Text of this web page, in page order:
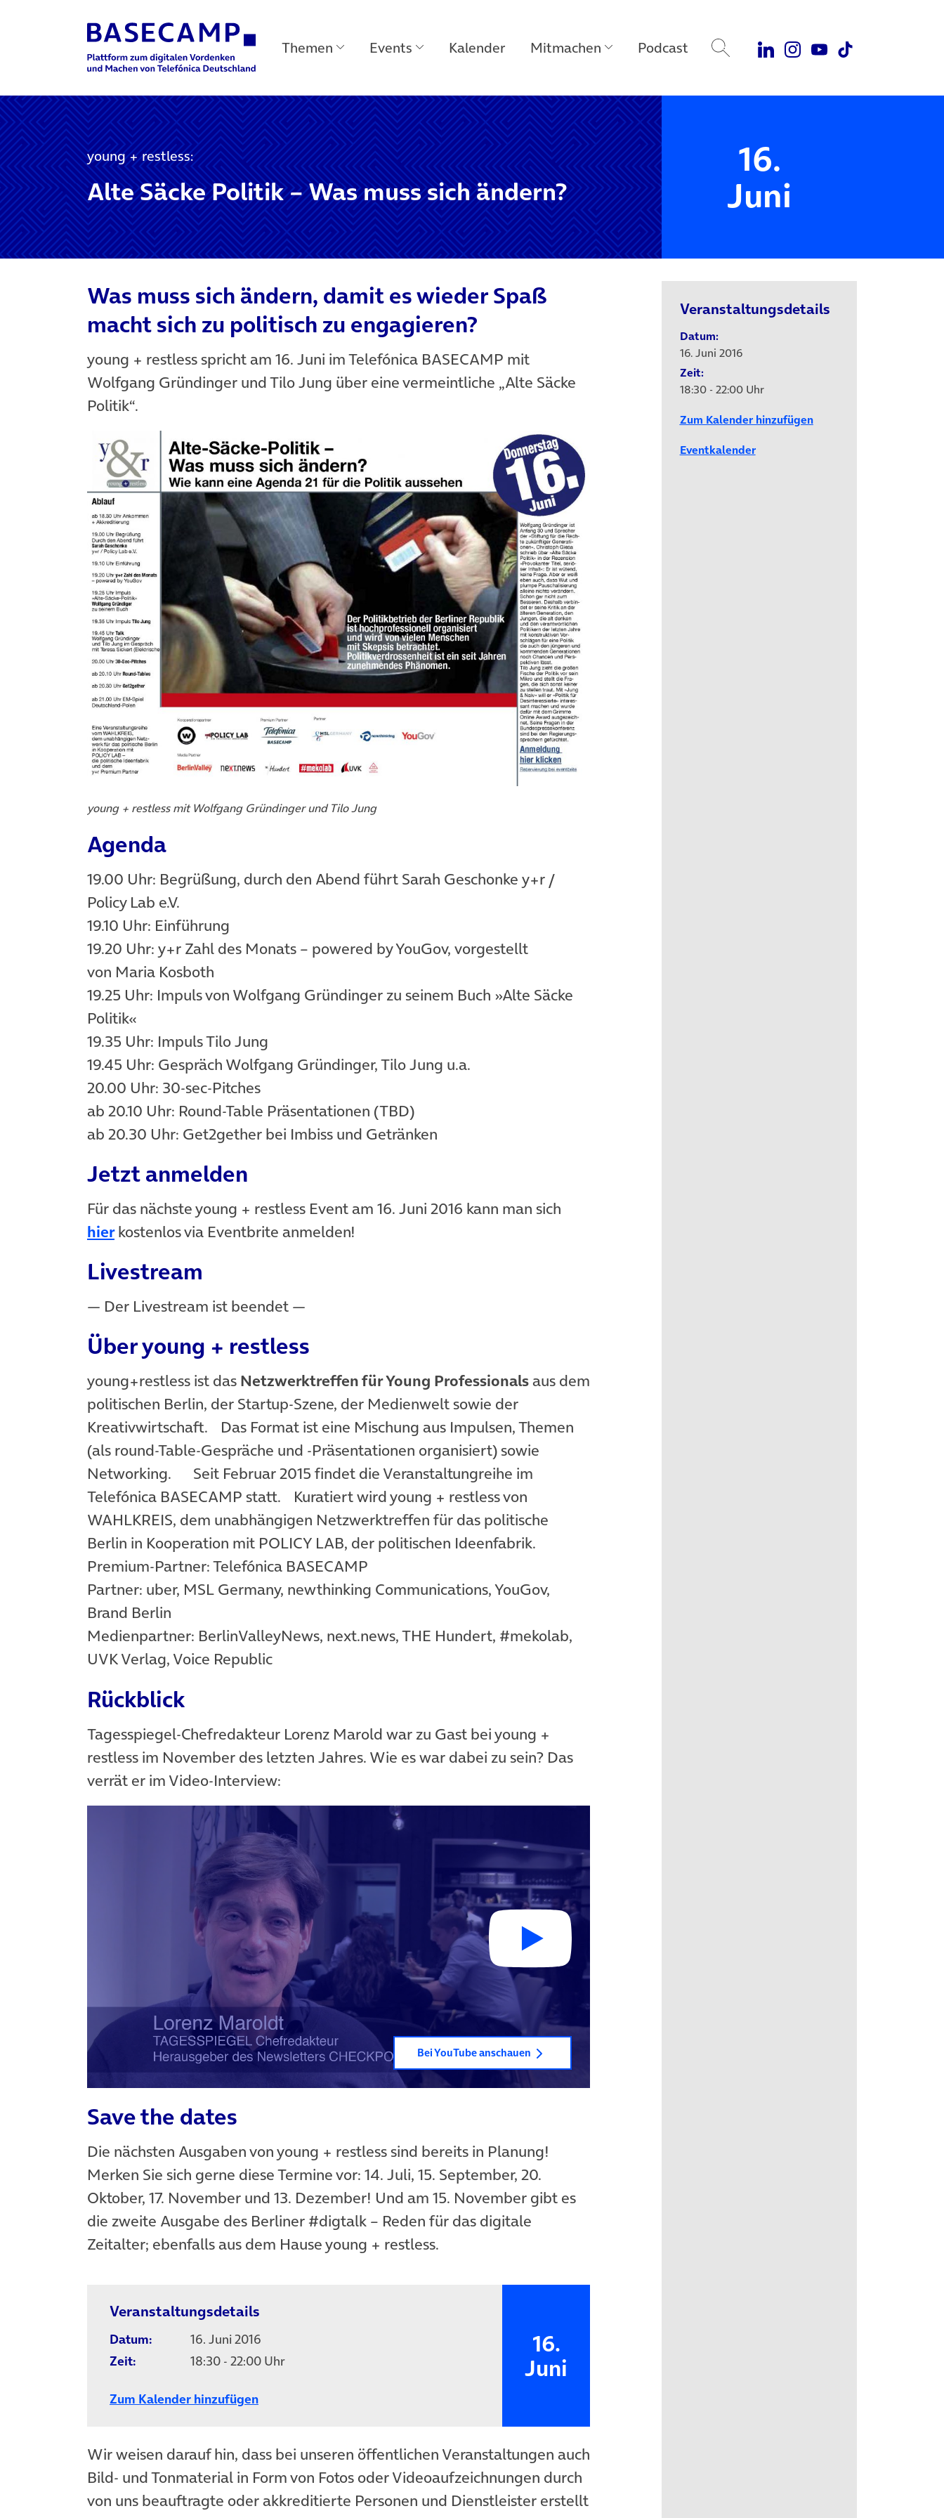
Main Navigation Themen Events Kalender Mitmachen Podcast
young + restless:
Alte Säcke Politik – Was muss sich ändern?
16.
Juni
Was muss sich ändern, damit es wieder Spaß
macht sich zu politisch zu engagieren?
young + restless spricht am 16. Juni im Telefónica BASECAMP mit
Wolfgang Gründinger und Tilo Jung über eine vermeintliche „Alte Säcke
Politik“.
young + restless mit Wolfgang Gründinger und Tilo Jung
Agenda
19.00 Uhr: Begrüßung, durch den Abend führt Sarah Geschonke y+r /
Policy Lab e.V.
19.10 Uhr: Einführung
19.20 Uhr: y+r Zahl des Monats – powered by YouGov, vorgestellt
von Maria Kosboth
19.25 Uhr: Impuls von Wolfgang Gründinger zu seinem Buch »Alte Säcke
Politik«
19.35 Uhr: Impuls Tilo Jung
19.45 Uhr: Gespräch Wolfgang Gründinger, Tilo Jung u.a.
20.00 Uhr: 30-sec-Pitches
ab 20.10 Uhr: Round-Table Präsentationen (TBD)
ab 20.30 Uhr: Get2gether bei Imbiss und Getränken
Jetzt anmelden
Für das nächste young + restless Event am 16. Juni 2016 kann man sich
hierkostenlos via Eventbrite anmelden!
Livestream
— Der Livestream ist beendet —
Über young + restless
young+restless ist das Netzwerktreffen für Young Professionalsaus dem
politischen Berlin, der Startup-Szene, der Medienwelt sowie der
Kreativwirtschaft. Das Format ist eine Mischung aus Impulsen, Themen
(als round-Table-Gespräche und -Präsentationen organisiert) sowie
Networking. Seit Februar 2015 findet die Veranstaltungreihe im
Telefónica BASECAMP statt. Kuratiert wird young + restless von
WAHLKREIS, dem unabhängigen Netzwerktreffen für das politische
Berlin in Kooperation mit POLICY LAB, der politischen Ideenfabrik.
Premium-Partner: Telefónica BASECAMP
Partner: uber, MSL Germany, newthinking Communications, YouGov,
Brand Berlin
Medienpartner: BerlinValleyNews, next.news, THE Hundert, #mekolab,
UVK Verlag, Voice Republic
Rückblick
Tagesspiegel-Chefredakteur Lorenz Marold war zu Gast bei young +
restless im November des letzten Jahres. Wie es war dabei zu sein? Das
verrät er im Video-Interview:
Bei YouTube anschauen
Save the dates
Die nächsten Ausgaben von young + restless sind bereits in Planung!
Merken Sie sich gerne diese Termine vor: 14. Juli, 15. September, 20.
Oktober, 17. November und 13. Dezember! Und am 15. November gibt es
die zweite Ausgabe des Berliner #digtalk – Reden für das digitale
Zeitalter; ebenfalls aus dem Hause young + restless.
Veranstaltungsdetails
Datum:
16. Juni 2016
Zeit:
18:30 - 22:00 Uhr
Zum Kalender hinzufügen
16.
Juni
Wir weisen darauf hin, dass bei unseren öffentlichen Veranstaltungen auch
Bild- und Tonmaterial in Form von Fotos oder Videoaufzeichnungen durch
von uns beauftragte oder akkreditierte Personen und Dienstleister erstellt
Veranstaltungsdetails
Datum:
16. Juni 2016
Zeit:
18:30 - 22:00 Uhr
Zum Kalender hinzufügen
Eventkalender